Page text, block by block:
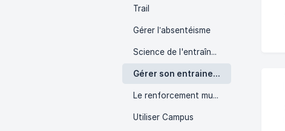
Trail
Gérer l’absentéisme
Science de l'entraînement
Gérer son entrainement
Le renforcement musculaire
Utiliser Campus